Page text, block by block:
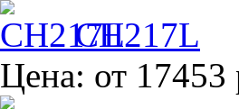
CH217L
Цена: от 17453